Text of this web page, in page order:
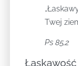
Twej
Ps 85,2